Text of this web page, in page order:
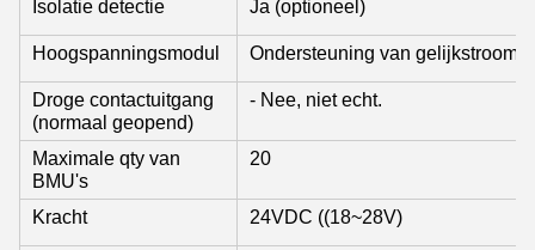
Isolatie detectie Ja (optioneel)
Hoogspanningsmodul Ondersteuning van
Droge contactuitgang
(normaal geopend)
- Nee, niet echt.
Maximale qty van
BMU's
20
Kracht 24VDC ((18~28V)